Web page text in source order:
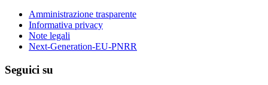
Amministrazione trasparente
Informativa privacy
Note legali
Next-Generation-EU-PNRR
Seguici su